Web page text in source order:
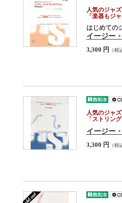
人気のジャ
「楽器もジ
はじめての
イージー
3,300 円 （税
人気のジャ
「ストリン
イージー
3,300 円 （税